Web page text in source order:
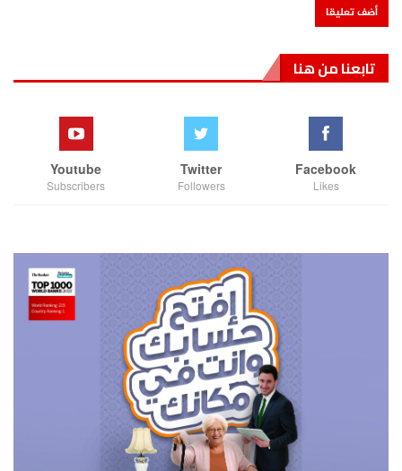
تابعنا من هنا
Facebook
Likes
Twitter
Followers
Youtube
Subscribers